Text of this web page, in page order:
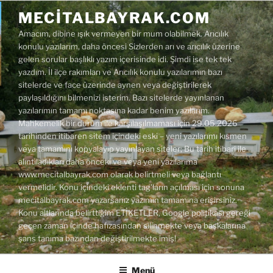
İçeriğe
geç MECITALBAYRAK.COM
Amacım, dibine ışık vermeyen bir mum olabilmek. Arıcılık
konulu yazılarım, daha öncesi Sizlerden arı ve arıcılık üzerine
gelen sorular başlıklı yazım içerisinde idi. Şimdi ise tek tek
yazdım. İl ilçe rakımları ve Arıcılık konulu yazılarımın bazı
sitelerde ve face üzerinde aynen veya değiştirilerek
paylaşıldığını bilmenizi isterim. Bazı sitelerde yayınlanan
yazılarımın tamamı noktasına kadar benim yazılarım.
Mahkemelik bir durum ile karşılaşılmaması için 29.05.2026
tarihinden itibaren sitem içindeki eski – yeni yazılarımı kısmen
veya tamamını kopyalayıp yayınlayan siteler; Bu tarih itibari ile
alıntıladıkları daha önceki ve veya yeni yazılarıma
www.mecitalbayrak.com olarak belirtmeli veya bağlantı
vermelidir. Konu içindeki eklenti tag'ların açılması için sonuna
mecitalbayrak.com yazarsanız yazımın tamamına erişirsiniz.
Konu altlarında belirttiğim ETİKETLER, Google politikası gereği
geçen zaman içinde hafızasından silinmekte veya başkalarına
şans tanıma bazından değiştirilmekte imiş!
Menü